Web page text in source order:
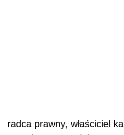
radca prawny, właściciel